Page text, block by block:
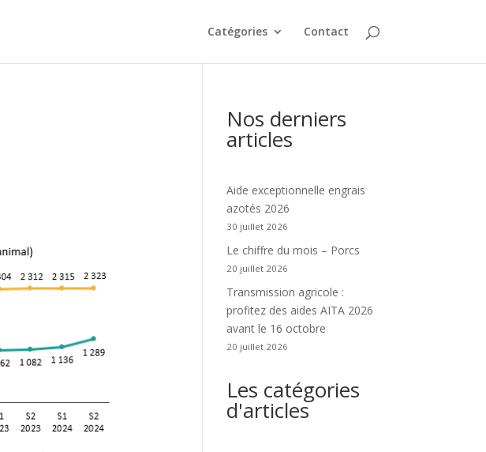
Catégories Contact
Nos derniers
articles
Aide exceptionnelle engrais
azotés 2026
30 juillet 2026
Le chiffre du mois – Porcs
20 juillet 2026
Transmission agricole :
profitez des aides AITA 2026
avant le 16 octobre
20 juillet 2026
Les catégories
d'articles